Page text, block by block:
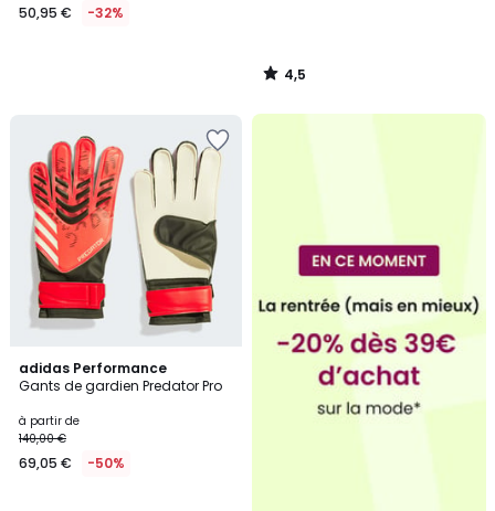
50,95 € -32%
4,5
/
adidas Performance
Gants de gardien Predator Pro
à partir de
140,00 €
69,05 € -50%
3
/
2
Couleurs